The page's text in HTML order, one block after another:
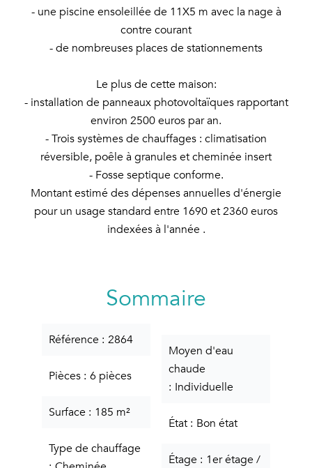
- une piscine ensoleillée de 11X5 m avec la nage à
contre courant
- de nombreuses places de stationnements
Le plus de cette maison:
- installation de panneaux photovoltaïques rapportant
environ 2500 euros par an.
- Trois systèmes de chauffages : climatisation
réversible, poêle à granules et cheminée insert
- Fosse septique conforme.
Montant estimé des dépenses annuelles d'énergie
pour un usage standard entre 1690 et 2360 euros
indexées à l'année .
Sommaire
Référence 2864
Pièces 6 pièces
Surface 185 m²
Type de chauffage
Moyen d'eau
chaude
Individuelle
État Bon état
Étage 1er étage /